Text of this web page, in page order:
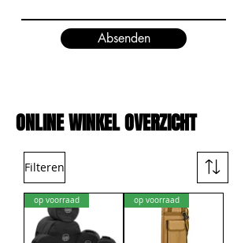
Absenden
ONLINE WINKEL OVERZICHT
Filteren
op voorraad op voorraad